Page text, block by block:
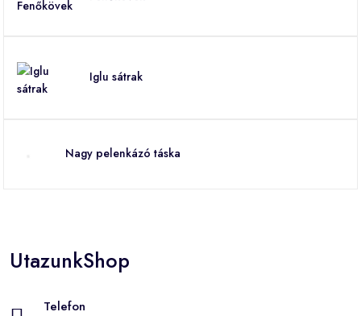
Iglu sátrak
Nagy pelenkázó táska
UtazunkShop
Telefon